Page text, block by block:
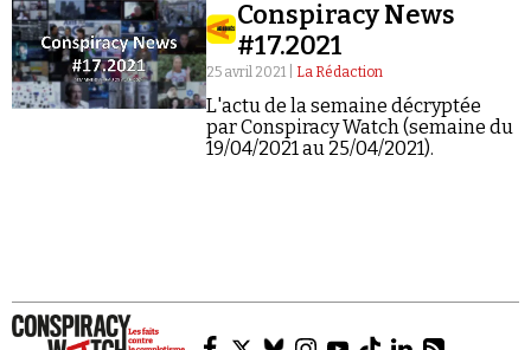
Vidéos
Émissions
Revues de presse
Conspiracy News
#17.2021
25 avril 2021 | La Rédaction
L'actu de la semaine décryptée
par Conspiracy Watch (semaine du
19/04/2021 au 25/04/2021).